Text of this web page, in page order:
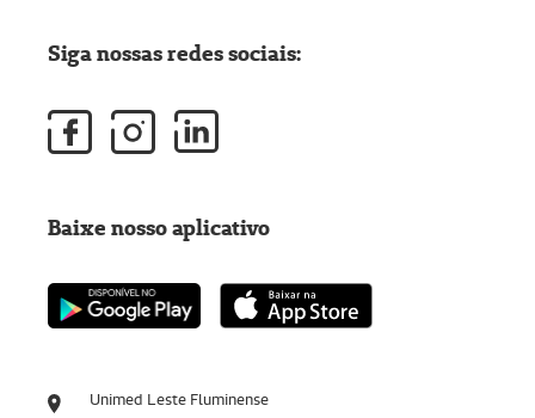
Unimed Leste Fluminense
Siga nossas redes sociais:
Baixe nosso aplicativo